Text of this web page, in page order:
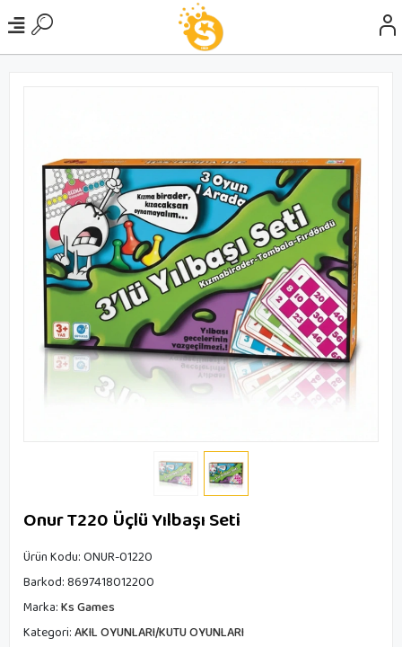
Onur T220 Üçlü Yılbaşı Seti
Ürün Kodu:ONUR-01220
Barkod:8697418012200
Marka:Ks Games
Kategori:AKIL OYUNLARI/KUTU OYUNLARI